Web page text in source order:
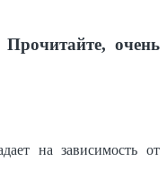
очень
на зависимость от